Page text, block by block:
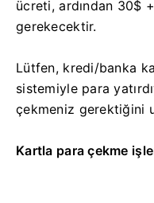
ücreti, ardından 30$
gerekecektir.
Lütfen, kredi/banka
sistemiyle para
çekmeniz gerektiğini
Kartla para çekme